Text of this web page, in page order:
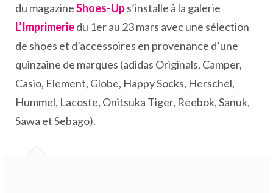
du magazineShoes-Ups’installe à la galerie
L’Imprimeriedu 1er au 23 mars avec une sélection
de shoes et d’accessoires en provenance d’une
quinzaine de marques (adidas Originals, Camper,
Casio, Element, Globe, Happy Socks, Herschel,
Hummel, Lacoste, Onitsuka Tiger, Reebok, Sanuk,
Sawa et Sebago).